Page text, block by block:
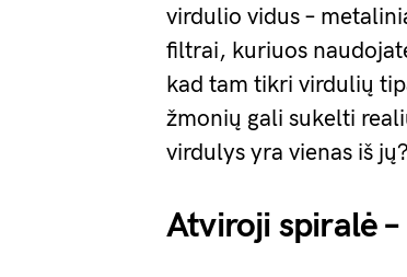
virdulio vidus –
filtrai, kuriuos
kad tam tikri virdulių
žmonių gali sukelti
virdulys yra vienas iš jų?
Atviroji spiralė